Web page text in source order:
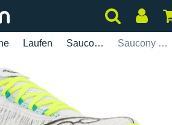
Laufen Saucony Saucony Endorphin Elite 2 Herren